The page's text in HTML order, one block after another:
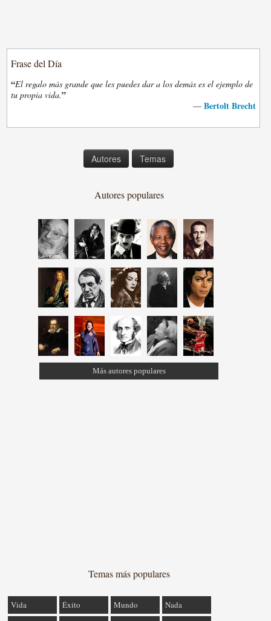
Frase del Día
“El regalo más grande que les puedes dar a los demás es el ejemplo de
tu propia vida.”
— Bertolt Brecht
Autores Temas
Autores populares
Más autores populares
Temas más populares
Vida Éxito Mundo
Nada